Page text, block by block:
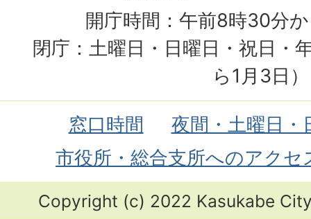
開庁時間：午前8時30分
閉庁：土曜日・日曜日・祝日・
ら1月3日）
窓口時間
夜間・土曜日・
市役所・総合支所へのアクセ
Copyright (c) 2022 Kasukabe